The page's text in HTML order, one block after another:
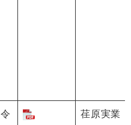
令
荏原実業